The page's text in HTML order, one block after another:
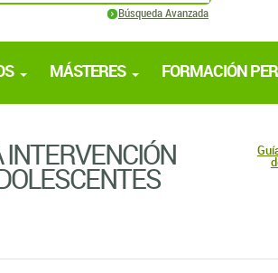
Búsqueda Avanzada
MÁSTERES FORMACIÓN
INTERVENCIÓN